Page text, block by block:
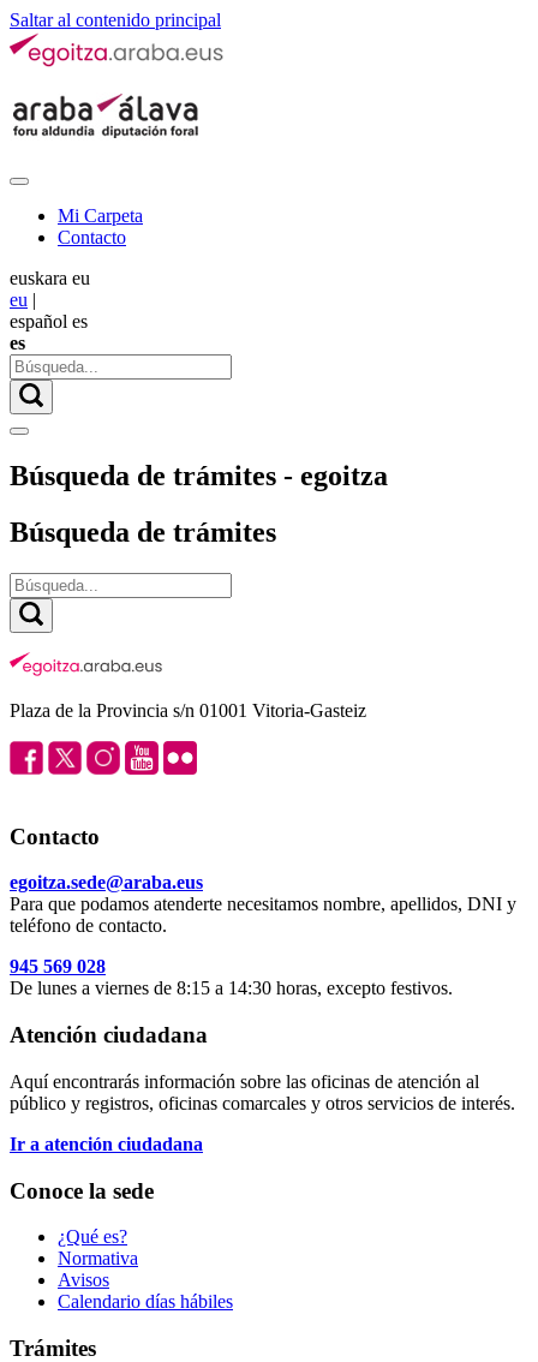
Saltar al contenido principal
Mi Carpeta
Contacto
euskara eu
eu |
español es
es
Búsqueda de trámites - egoitza
Búsqueda de trámites
Plaza de la Provincia s/n 01001 Vitoria-Gasteiz
Contacto
egoitza.sede@araba.eus
Para que podamos atenderte necesitamos nombre, apellidos, DNI y
teléfono de contacto.
945 569 028
De lunes a viernes de 8:15 a 14:30 horas, excepto festivos.
Atención ciudadana
Aquí encontrarás información sobre las oficinas de atención al
público y registros, oficinas comarcales y otros servicios de interés.
Ir a atención ciudadana
Conoce la sede
¿Qué es?
Normativa
Avisos
Calendario días hábiles
Trámites